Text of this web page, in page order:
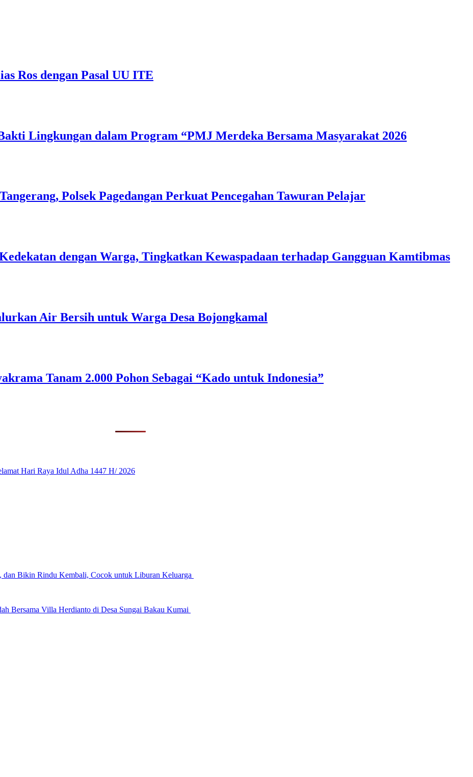
Ros dengan Pasal UU ITE
Lingkungan dalam Program “PMJ Merdeka Bersama Masyarakat 2026
Polsek Pagedangan Perkuat Pencegahan Tawuran Pelajar
dengan Warga, Tingkatkan Kewaspadaan terhadap Gangguan Kamtibmas
Air Bersih untuk Warga Desa Bojongkamal
Tanam 2.000 Pohon Sebagai “Kado untuk Indonesia”
Hari Raya Idul Adha 1447 H/ 2026
dan Bikin Rindu Kembali, Cocok untuk Liburan Keluarga
Bersama Villa Herdianto di Desa Sungai Bakau Kumai